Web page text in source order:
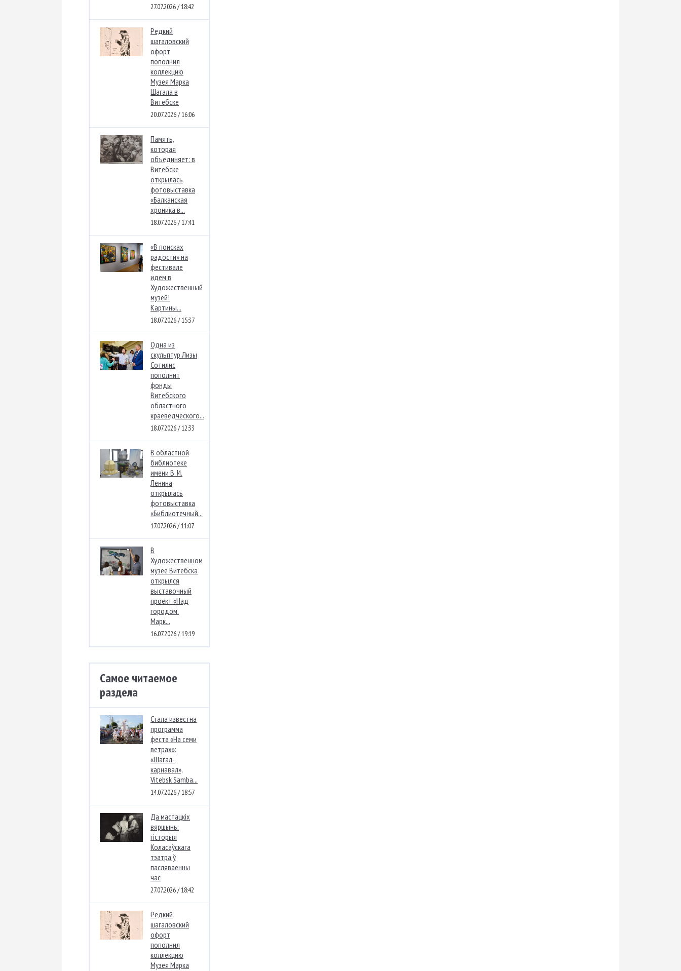
27.07.2026 / 18:42
Редкий
шагаловский
офорт
пополнил
коллекцию
Музея Марка
Шагала в
Витебске
20.07.2026 / 16:06
Память,
которая
объединяет: в
Витебске
открылась
фотовыставка
«Балканская
хроника в...
18.07.2026 / 17:41
«В поисках
радости» на
фестивале
идем в
Художественный
музей!
Картины...
18.07.2026 / 15:37
Одна из
скульптур Лизы
Сотилис
пополнит
фонды
Витебского
областного
краеведческого...
18.07.2026 / 12:33
В областной
библиотеке
имени В. И.
Ленина
открылась
фотовыставка
«Библиотечный...
17.07.2026 / 11:07
В
Художественном
музее Витебска
открылся
выставочный
проект «Над
городом.
Марк...
16.07.2026 / 19:19
Самое читаемое
раздела
Стала известна
программа
феста «На семи
ветрах»:
«Шагал-
карнавал»,
Vitebsk Samba...
14.07.2026 / 18:57
Да мастацкіх
вяршынь:
гісторыя
Коласаўскага
тэатра ў
пасляваенны
час
27.07.2026 / 18:42
Редкий
шагаловский
офорт
пополнил
коллекцию
Музея Марка